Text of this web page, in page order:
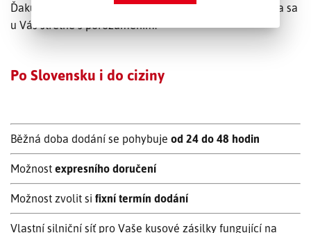
Ďakujeme za pochopenea a veríme že uvedená zmena sa
u Vás stretne s porozumením.
Po Slovensku i do ciziny
Běžná doba dodání se pohybuje od 24 do 48 hodin
Možnost expresního doručení
Možnost zvolit si fixní termín dodání
Vlastní silniční síť pro Vaše kusové zásilky fungující na